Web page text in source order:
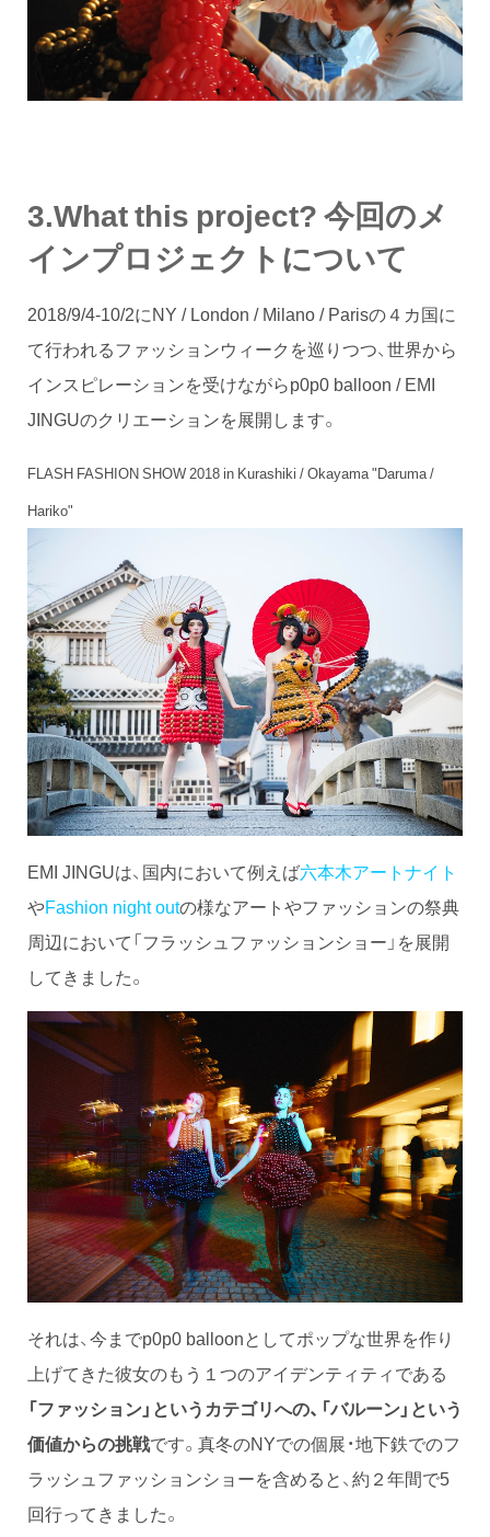
3.What this project? 今回のメ
インプロジェクトについて
2018/9/4-10/2にNY / London / Milano / Parisの４カ国に
て行われるファッションウィークを巡りつつ、世界から
インスピレーションを受けながらp0p0 balloon / EMI
JINGUのクリエーションを展開します。
FLASH FASHION SHOW 2018 in Kurashiki / Okayama "Daruma /
Hariko"
EMI JINGUは、国内において例えば六本木アートナイト
やFashion night outの様なアートやファッションの祭典
周辺において「フラッシュファッションショー」を展開
してきました。
それは、今までp0p0 balloonとしてポップな世界を作り
上げてきた彼女のもう１つのアイデンティティである
「ファッション」というカテゴリへの、「バルーン」という
価値からの挑戦です。真冬のNYでの個展・地下鉄でのフ
ラッシュファッションショーを含めると、約２年間で5
回行ってきました。